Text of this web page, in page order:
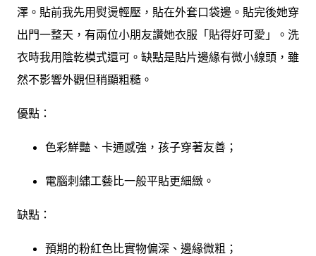
澤。貼前我先用熨燙輕壓，貼在外套口袋邊。貼完後她穿
出門一整天，有兩位小朋友讚她衣服「貼得好可愛」。洗
衣時我用陰乾模式還可。缺點是貼片邊緣有微小線頭，雖
然不影響外觀但稍顯粗糙。
優點：
色彩鮮豔、卡通感強，孩子穿著友善；
電腦刺繡工藝比一般平貼更細緻。
缺點：
預期的粉紅色比實物偏深、邊緣微粗；